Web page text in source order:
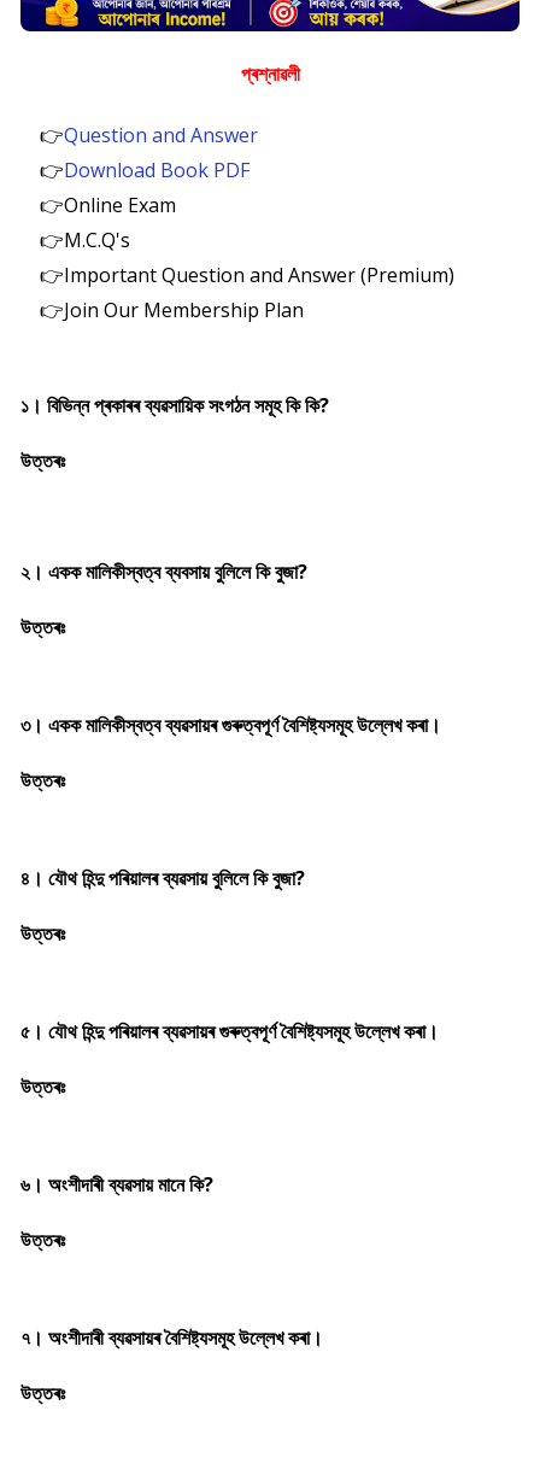
প্ৰশ্নাৱলী
👉Question and Answer
👉Download Book PDF
👉Online Exam
👉M.C.Q's
👉Important Question and Answer (Premium)
👉Join Our Membership Plan
১। বিভিন্ন প্ৰকাৰৰ ব্যৱসায়িক সংগঠন সমূহ কি কি?
উত্তৰঃ
২। একক মালিকীস্বত্ব ব্যবসায় বুলিলে কি বুজা?
উত্তৰঃ
৩। একক মালিকীস্বত্ব ব্যৱসায়ৰ গুৰুত্বপূৰ্ণ বৈশিষ্ট্যসমূহ উল্লেখ কৰা।
উত্তৰঃ
৪। যৌথ হিন্দু পৰিয়ালৰ ব্যৱসায় বুলিলে কি বুজা?
উত্তৰঃ
৫। যৌথ হিন্দু পৰিয়ালৰ ব্যৱসায়ৰ গুৰুত্বপূর্ণ বৈশিষ্ট্যসমূহ উল্লেখ কৰা।
উত্তৰঃ
৬। অংশীদাৰী ব্যৱসায় মানে কি?
উত্তৰঃ
৭। অংশীদাৰী ব্যৱসায়ৰ বৈশিষ্ট্যসমূহ উল্লেখ কৰা।
উত্তৰঃ